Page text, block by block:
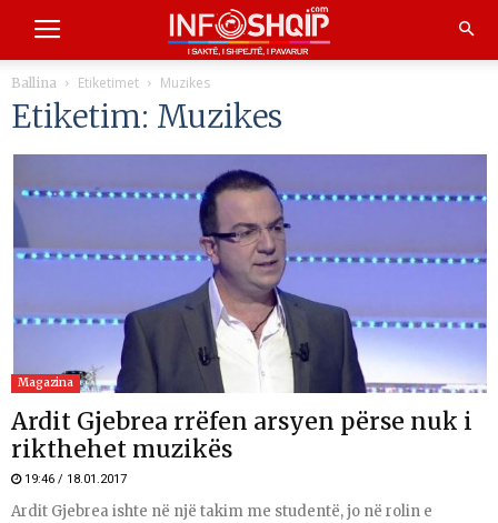
Ballina Etiketimet Muzikes
Etiketim: Muzikes
Magazina
Ardit Gjebrea rrëfen arsyen përse nuk i
rikthehet muzikës
19:46 / 18.01.2017
Ardit Gjebrea ishte në një takim me studentë, jo në rolin e